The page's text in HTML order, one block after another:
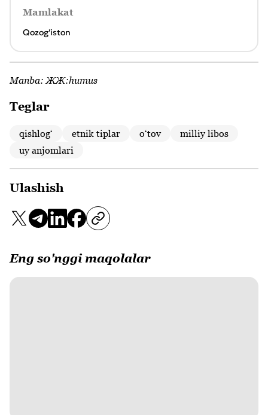
Mamlakat
Qozog'iston
Manba: ЖЖ:humus
Teglar
qishlogʻ etnik tiplar оʻtov
milliy libos
uy anjomlari
Ulashish
Eng so'nggi maqolalar